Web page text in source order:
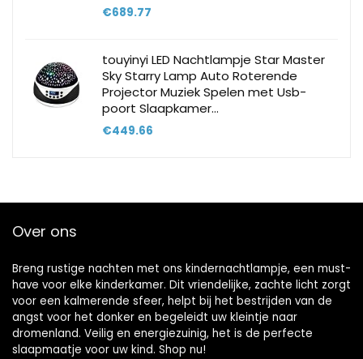
€689.77
touyinyi LED Nachtlampje Star Master
Sky Starry Lamp Auto Roterende
Projector Muziek Spelen met Usb-
poort Slaapkamer…
€449.66
Over ons
Breng rustige nachten met ons kindernachtlampje, een must-
have voor elke kinderkamer. Dit vriendelijke, zachte licht zorgt
voor een kalmerende sfeer, helpt bij het bestrijden van de
angst voor het donker en begeleidt uw kleintje naar
dromenland. Veilig en energiezuinig, het is de perfecte
slaapmaatje voor uw kind. Shop nu!